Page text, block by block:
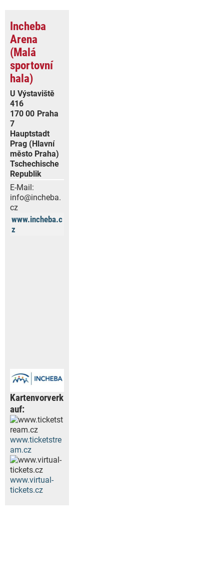
Incheba
Arena
(Malá
sportovní
hala)
U Výstaviště
416
170 00 Praha
7
Hauptstadt
Prag (Hlavní
město Praha)
Tschechische
Republik
E-Mail:
info@incheba.
cz
www.incheba.c
z
Kartenvorverk
auf:
www.ticketstre
am.cz
www.virtual-
tickets.cz